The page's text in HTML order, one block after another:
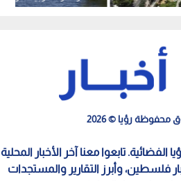
محفوظة رؤيا © 2026
الفضائية. تابعوا معنا آخر الأخبار المحلية
فلسطين، وأبرز التقارير والمستجدات